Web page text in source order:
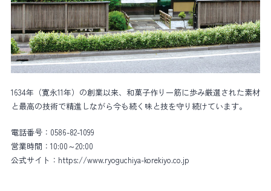
1634年（寛永11年）の創業以来、和菓子作り一筋に歩み厳選された素材
と最高の技術で精進しながら今も続く味と技を守り続けています。
電話番号： 0586-82-1099
営業時間： 10:00～20:00
公式サイト： https://www.ryoguchiya-korekiyo.co.jp